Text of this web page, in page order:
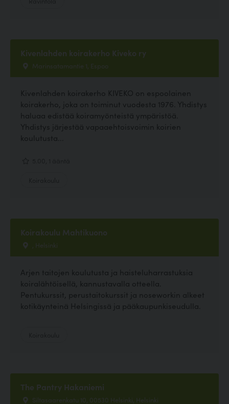
Kivenlahden koirakerho Kiveko ry
Marinsatamantie 1, Espoo
Kivenlahden koirakerho KIVEKO on espoolainen
koirakerho, joka on toiminut vuodesta 1976. Yhdistys
haluaa edistää koiramyönteistä ympäristöä.
Yhdistys järjestää vapaaehtoisvoimin koirien
koulutusta...
Koirakoulu Mahtikuono
, Helsinki
Arjen taitojen koulutusta ja haisteluharrastuksia
koiralähtöisellä, kannustavalla otteella.
Pentukurssit, perustaitokurssit ja noseworkin alkeet
kotikäynteinä Helsingissä ja pääkaupunkiseudulla.
The Pantry Hakaniemi
Siltasaarenkatu 10, 00530 Helsinki, Helsinki